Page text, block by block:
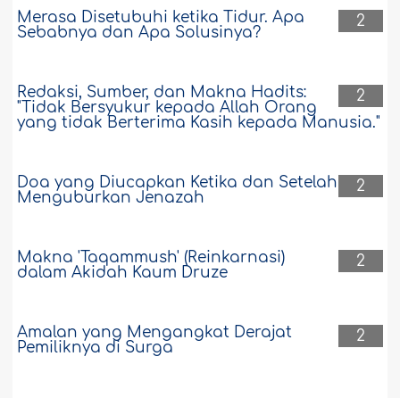
2
Merasa Disetubuhi ketika Tidur. Apa
Sebabnya dan Apa Solusinya?
2
Redaksi, Sumber, dan Makna Hadits:
"Tidak Bersyukur kepada Allah Orang
yang tidak Berterima Kasih kepada Manusia."
2
Doa yang Diucapkan Ketika dan Setelah
Menguburkan Jenazah
2
Makna 'Taqammush' (Reinkarnasi)
dalam Akidah Kaum Druze
2
Amalan yang Mengangkat Derajat
Pemiliknya di Surga